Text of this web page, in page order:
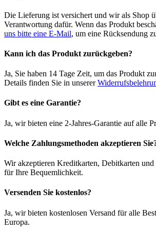
Die Lieferung ist versichert und wir als Shop
Verantwortung dafür. Wenn das Produkt
uns bitte eine E-Mail, um eine Rücksendung
Kann ich das Produkt zurückgeben?
Ja, Sie haben 14 Tage Zeit, um das Produkt
Details finden Sie in unserer
Gibt es eine Garantie?
Ja, wir bieten eine 2-Jahres-Garantie auf alle
Welche Zahlungsmethoden akzeptieren
Wir akzeptieren Kreditkarten, Debitkarten
für Ihre Bequemlichkeit.
Versenden Sie kostenlos?
Ja, wir bieten kostenlosen Versand für alle
Europa.